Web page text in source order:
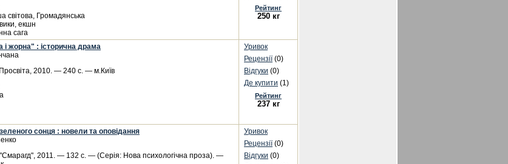
світова, Громадянська
екшн
сага
Рейтинг
250 кг
і жорна" : історична драма
2010. — 240 с. — м.Київ
Уривок
Рецензії(0)
Відгуки (0)
Де купити (1)
Рейтинг
237 кг
сонця : новели та оповідання
2011. — 132 с. — (Серія: Нова психологічна проза). —
Уривок
Рецензії(0)
Відгуки (0)